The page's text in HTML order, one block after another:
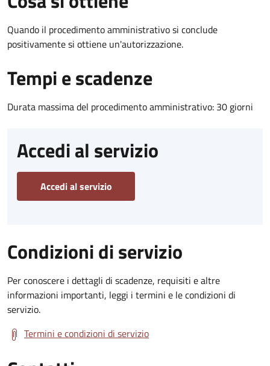
Quando il procedimento amministrativo si conclude
positivamente si ottiene un'autorizzazione.
Tempi e scadenze
Durata massima del procedimento amministrativo: 30 giorni
Accedi al servizio
Accedi al servizio
Condizioni di servizio
Per conoscere i dettagli di scadenze, requisiti e altre
informazioni importanti, leggi i termini e le condizioni di
servizio.
Termini e condizioni di servizio